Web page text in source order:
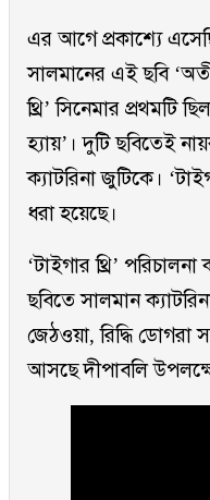
এর আগে প্রকাশ্যে
সালমানের এই ছবি
থ্রি’ সিনেমার প্রথমটি
হ্যায়’। দুটি ছবিতেই
ক্যাটরিনা জুটিকে।
ধরা হয়েছে।
‘টাইগার থ্রি’
ছবিতে সালমান
জেঠওয়া, রিদ্ধি ডোগরা
আসছে দীপাবলি